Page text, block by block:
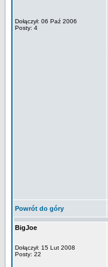
Dołączył: 06 Paź 2006
Posty: 4
Powrót do góry
BigJoe
Dołączył: 15 Lut 2008
Posty: 22